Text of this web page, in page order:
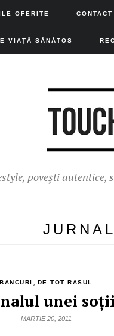
OFERITE CONTACT
VIAȚĂ SĂNĂTOS
povești
BANCURI DE TOT RASUL
unei soţii
MARTIE 20, 2011